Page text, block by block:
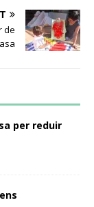
de
per reduir